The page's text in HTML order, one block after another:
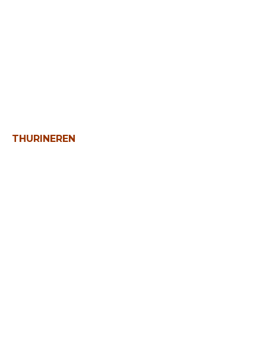
THURINEREN